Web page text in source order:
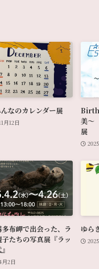
なのカレンダー展
月12日
Birth
美〜
展
布岬で出会った、ラ
子たちの写真展『ラッ
2日
ゆら